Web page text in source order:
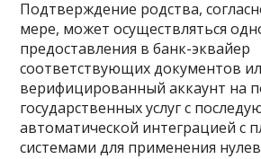
Подтверждение родства,
мере, может осуществляться
предоставления в банк-эквайер
соответствующих документов
верифицированный аккаунт на
государственных услуг с
автоматической интеграцией с
системами для применения